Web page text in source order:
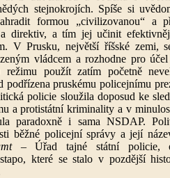
stejnokrojích. Spíše si
formou „civilizovanou“ a
a direktiv, a tím jej učinit
V Prusku, největší říšské zemi,
vládcem a rozhodne pro
režimu použít zatím početně
podřízena pruskému policejnímu
policie sloužila doposud ke
a protistátní kriminality a v
paradoxně i sama NSDAP.
běžné policejní správy a její
– Úřad tajné státní policie,
které se stalo v pozdější